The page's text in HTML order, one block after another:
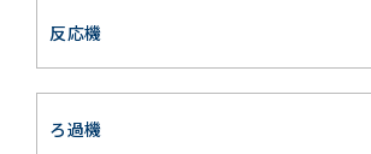
反応機
ろ過機